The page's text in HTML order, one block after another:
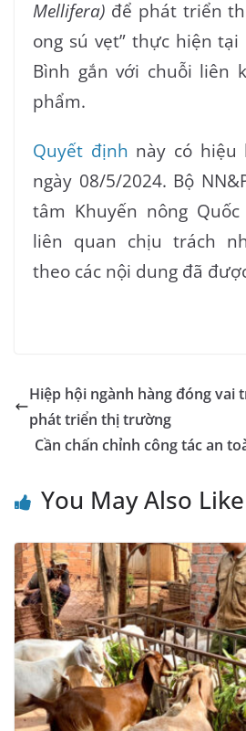
Mellifera) để phát triển
ong sú vẹt” thực hiện
Bình gắn với chuỗi liên
phẩm.
Quyết định này có
ngày 08/5/2024. Bộ
tâm Khuyến nông
liên quan chịu trách
theo các nội dung đã
Hiệp hội ngành hàng đóng
phát triển thị trường
Cần chấn chỉnh công tác an
You May Also Like